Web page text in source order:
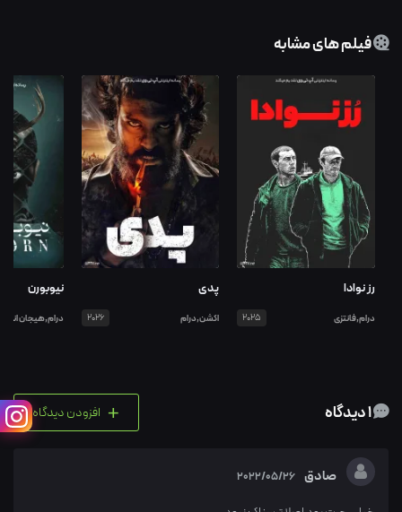
فیلم های مشابه
رز نوادا
درام,فانتزی 2025
پدی
اکشن,درام 2026
نیوبورن
درام,هیجان انگیز
+ افزودن دیدگاه
صادق 2022/05/26